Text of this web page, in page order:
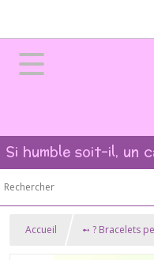
Si humble soit-il, un
Accueil ➻ ? Bracelets